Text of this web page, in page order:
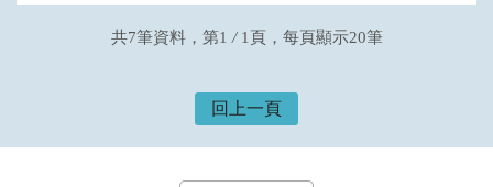
共7筆資料，第1 / 1頁，每頁顯示20筆
回上一頁